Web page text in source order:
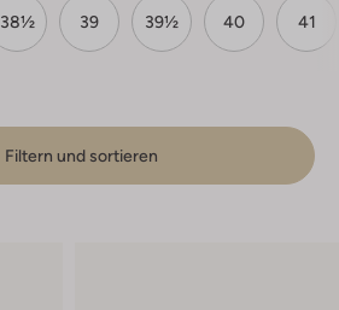
38½ 39 39½ 40 41
Filtern und sortieren